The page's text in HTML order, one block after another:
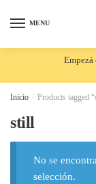
MENU
Empezá
Inicio Products tagged
still
No se
selección.